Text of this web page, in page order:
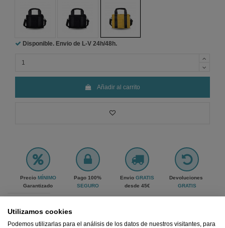
Disponible. Envio de L-V 24h/48h.
Añadir al carrito
Precio MÍNIMO
Garantizado
Pago 100%
SEGURO
EnvioGRATIS
desde 45€
Devoluciones
GRATIS
Utilizamos cookies
Podemos utilizarlas para el análisis de los datos de nuestros visitantes, para